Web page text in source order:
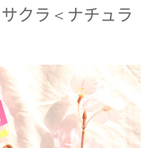
クラ＜ナチュラ